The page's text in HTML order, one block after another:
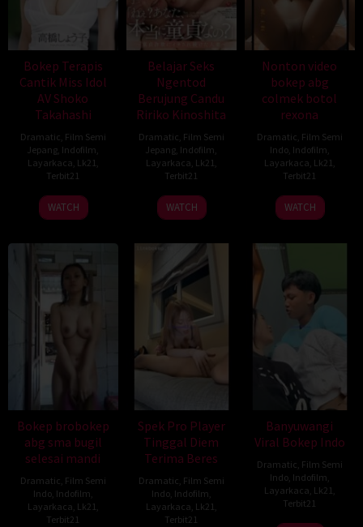
Bokep Terapis
Cantik Miss Idol
AV Shoko
Takahashi
Dramatic Film Semi
Jepang Indofilm
Layarkaca Lk21
Terbit21
WATCH
Belajar Seks
Ngentod
Berujung Candu
Ririko Kinoshita
Dramatic Film Semi
Jepang Indofilm
Layarkaca Lk21
Terbit21
WATCH
Nonton video
bokep abg
colmek botol
rexona
Dramatic Film Semi
Indo, Indofilm
Layarkaca Lk21
Terbit21
WATCH
Bokep brobokep
abg sma bugil
selesai mandi
Dramatic Film Semi
Indo, Indofilm
Layarkaca Lk21
Terbit21
Spek Pro Player
Tinggal Diem
Terima Beres
Dramatic Film Semi
Indo, Indofilm
Layarkaca Lk21
Terbit21
Banyuwangi
Viral Bokep Indo
Dramatic Film Semi
Indo, Indofilm
Layarkaca Lk21
Terbit21